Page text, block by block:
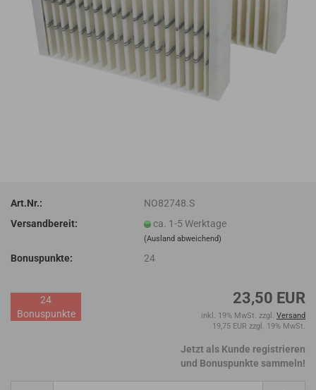
Art.Nr.:
NO82748.S
Versandbereit:
ca. 1-5 Werktage
(Ausland abweichend)
Bonuspunkte: 24
23,50 EUR
inkl. 19% MwSt. zzgl. Versand
19,75 EUR zzgl. 19% MwSt.
24
Bonuspunkte
Jetzt als Kunde registrieren
und Bonuspunkte sammeln!